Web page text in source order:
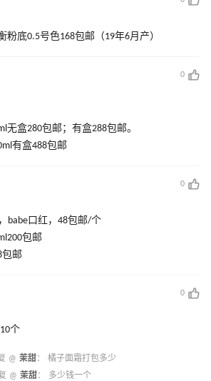
粉底0.5号色168包邮（19年6月产）
0
无盒280包邮；有盒288包邮。
有盒488包邮
0
babe口红，48包邮/个
包邮
包邮
0
个
@ 茉甜： 橘子面霜打包多少
@ 茉甜： 多少钱一个